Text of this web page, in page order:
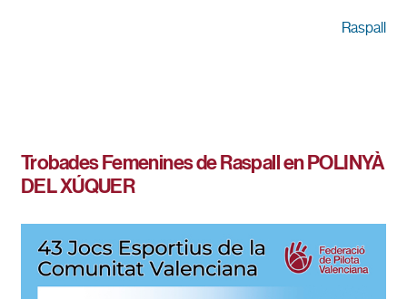
Raspall
Trobades Femenines de Raspall en POLINYÀ
DEL XÚQUER